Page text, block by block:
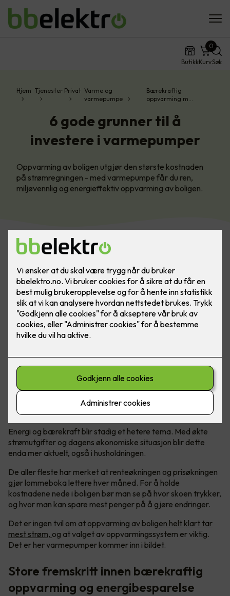
ButikkKurv
0
Søk
Hjem Tjenester Privat Varme og
varmepumpe
Bærekraftig
oppvarming m…
6 gode grunner til å
investere i varmepumper
Oppvarming av boligen utgjør den største kostnaden
på strømregningen - med varmepumpe får du ren,
miljøvennlig og energieffektiv oppvarming av boligen.
Moderne varmepumper har utviklet seg veldig de siste
årene, både på design og teknologi.
Hvordan holde kostnadene nede?
Energi og bærekraft blir stadig et hetere tema. Med økte
strømutgifter og dagens økonomiske situasjon blir dette
enda mer aktuelt, også i husholdningen.
De aller fleste har merket at renteøkningen og prisøkningen
gjør lommeboka lettere hver måned. For å holde
kostnadene nede i boligen bør man se på hvor skoen trykker,
og hvor man kan spare mest penger på å gjøre endringer.
Det er ingen tvil om at oppvarming av boligen helt klart tar
mest strøm, og at valget av oppvarmingssystem er viktig.
Det er her varmepumper kommer inn i bildet.
Store fremskritt innen bærekraftig
oppvarming og energibesparelse